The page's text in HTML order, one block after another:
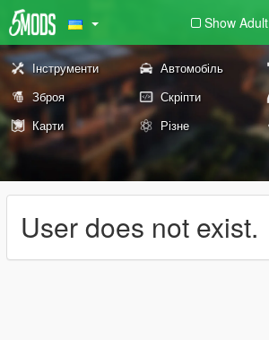
Show Adult
Інструменти Автомобіль
Зброя
Скріпти
Карти
Різне
User does not exist.